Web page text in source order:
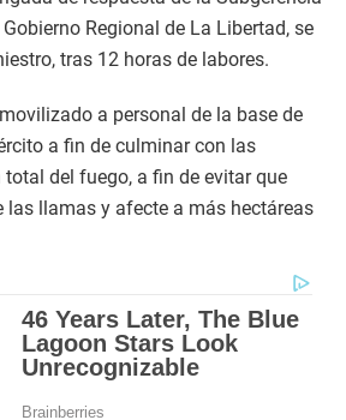
Regional de La Libertad, se
tras 12 horas de labores.
a personal de la base de
a fin de culminar con las
total del fuego, a fin de evitar que
las llamas y afecte a más hectáreas